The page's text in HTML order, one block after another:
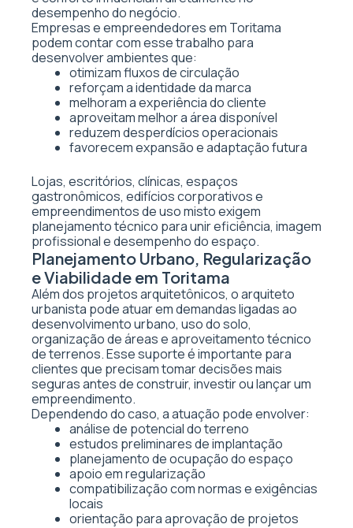
desempenho do negócio.
Empresas e empreendedores em Toritama
podem contar com esse trabalho para
desenvolver ambientes que:
otimizam fluxos de circulação
reforçam a identidade da marca
melhoram a experiência do cliente
aproveitam melhor a área disponível
reduzem desperdícios operacionais
favorecem expansão e adaptação futura
Lojas, escritórios, clínicas, espaços
gastronômicos, edifícios corporativos e
empreendimentos de uso misto exigem
planejamento técnico para unir eficiência, imagem
profissional e desempenho do espaço.
Planejamento Urbano, Regularização
e Viabilidade em Toritama
Além dos projetos arquitetônicos, o arquiteto
urbanista pode atuar em demandas ligadas ao
desenvolvimento urbano, uso do solo,
organização de áreas e aproveitamento técnico
de terrenos. Esse suporte é importante para
clientes que precisam tomar decisões mais
seguras antes de construir, investir ou lançar um
empreendimento.
Dependendo do caso, a atuação pode envolver:
análise de potencial do terreno
estudos preliminares de implantação
planejamento de ocupação do espaço
apoio em regularização
compatibilização com normas e exigências
locais
orientação para aprovação de projetos